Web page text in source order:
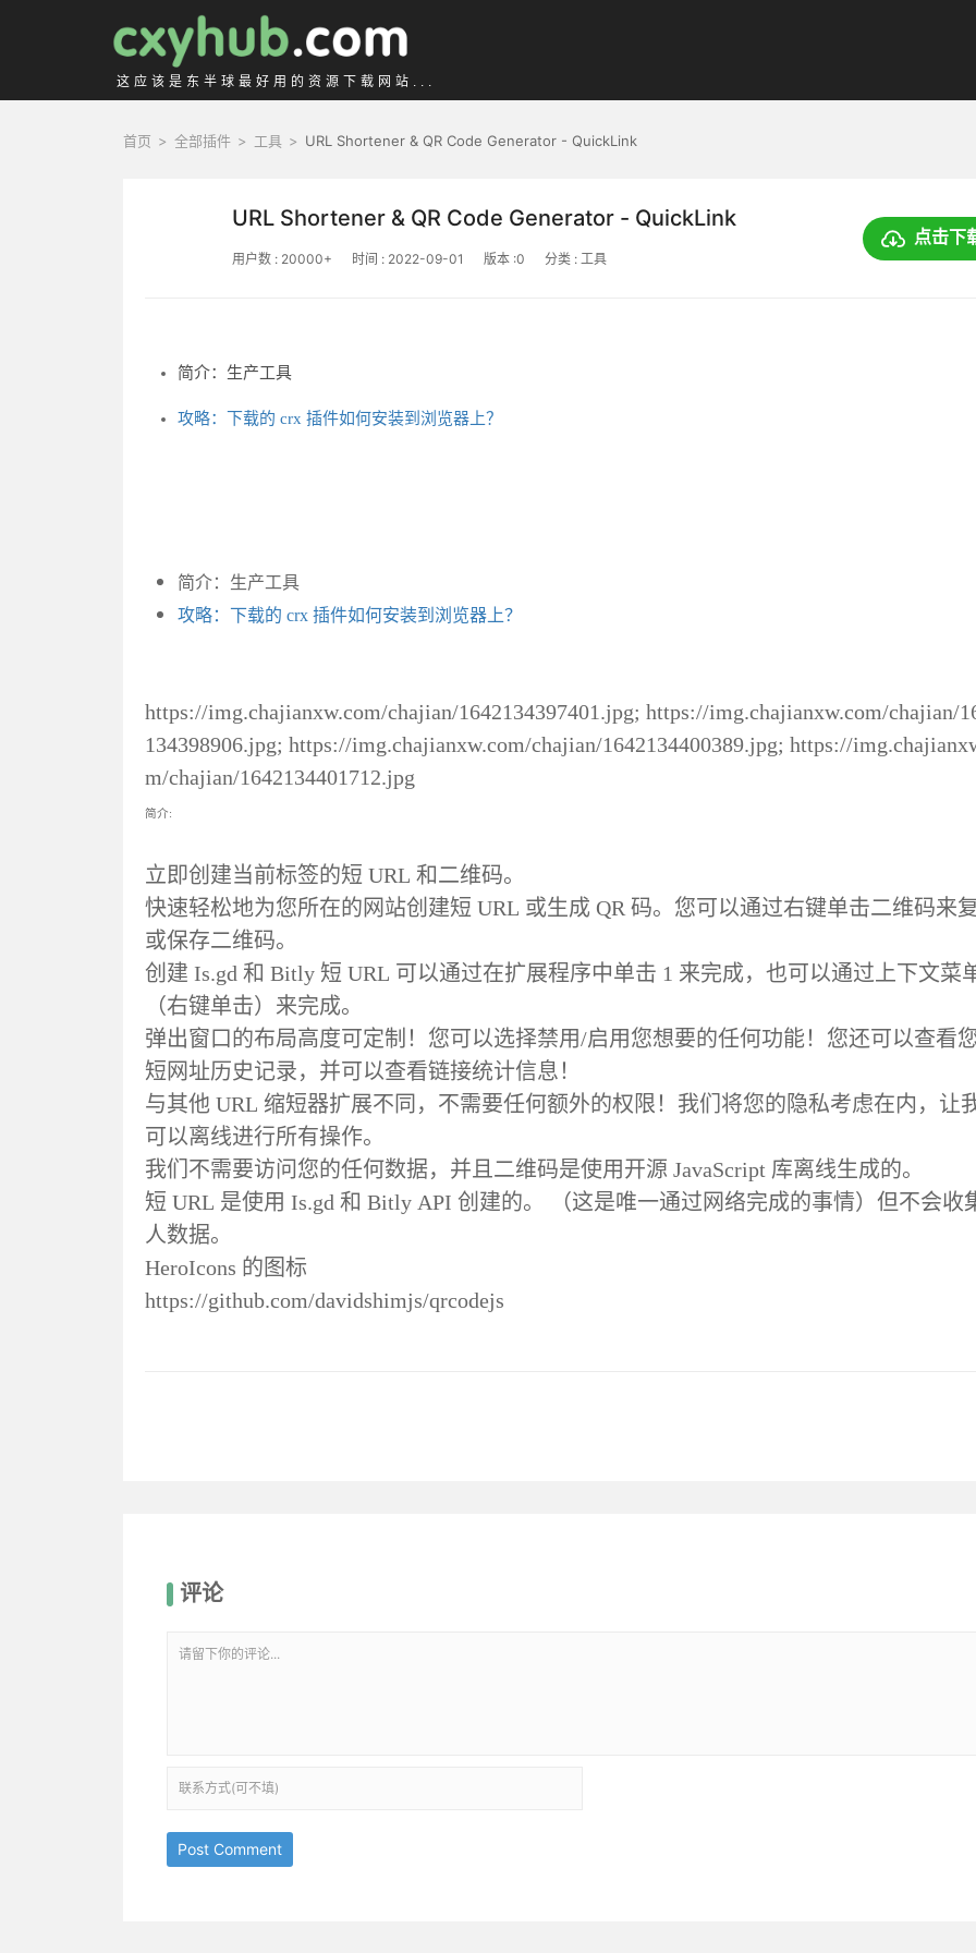
这应该是东半球最好用的资源下载网站...
首页 > 全部插件 > 工具 > URL Shortener & QR Code Generator - QuickLink
URL Shortener & QR Code Generator - QuickLink
用户数 : 20000+ 时间 : 2022-09-01 版本 :0 分类 : 工具
点击下
简介：生产工具
攻略：下载的 crx 插件如何安装到浏览器上？
简介：生产工具
攻略：下载的 crx 插件如何安装到浏览器上？
https://img.chajianxw.com/chajian/1642134397401.jpg; https://img.chajianxw.com/chajian/
134398906.jpg; https://img.chajianxw.com/chajian/1642134400389.jpg; https://
m/chajian/1642134401712.jpg
简介:
立即创建当前标签的短 URL 和二维码。
快速轻松地为您所在的网站创建短 URL 或生成 QR 码。您可以通过右键单击二维码来
或保存二维码。
创建 Is.gd 和 Bitly 短 URL 可以通过在扩展程序中单击 1 来完成，也可以通过上下文菜
（右键单击）来完成。
弹出窗口的布局高度可定制！您可以选择禁用/启用您想要的任何功能！您还可以查看
短网址历史记录，并可以查看链接统计信息！
与其他 URL 缩短器扩展不同，不需要任何额外的权限！我们将您的隐私考虑在内，让
可以离线进行所有操作。
我们不需要访问您的任何数据，并且二维码是使用开源 JavaScript 库离线生成的。
短 URL 是使用 Is.gd 和 Bitly API 创建的。 （这是唯一通过网络完成的事情）但不会收
人数据。
HeroIcons 的图标
https://github.com/davidshimjs/qrcodejs
评论
Post Comment